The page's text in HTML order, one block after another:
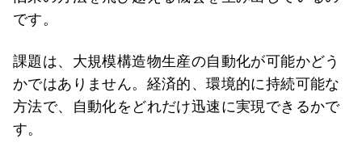
です。
課題は、大規模構造物生産の自動化が可能かどう
かではありません。経済的、環境的に持続可能な
方法で、自動化をどれだけ迅速に実現できるかで
す。